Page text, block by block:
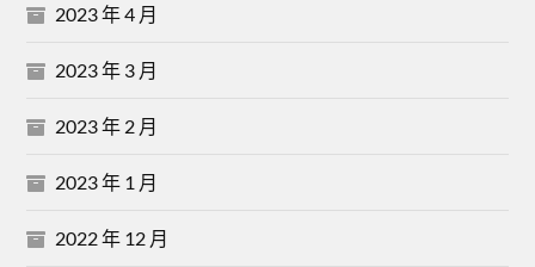
2023 年 4 月
2023 年 3 月
2023 年 2 月
2023 年 1 月
2022 年 12 月